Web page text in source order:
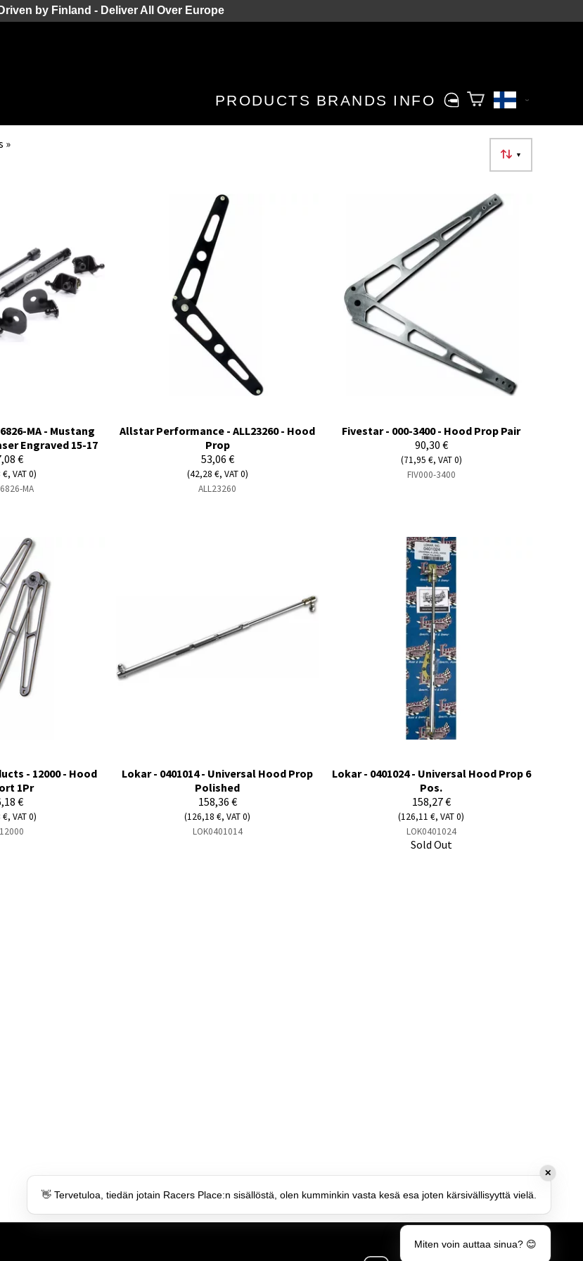
Driven by Finland - Deliver All Over Europe
PRODUCTS BRANDS INFO
‪»
▼
MA - Mustang
Engraved 15-17
€
VAT 0)
MA
Allstar Performance - ALL23260 - Hood
Prop
53,06 €
(42,28 €, VAT 0)
ALL23260
Fivestar - 000-3400 - Hood Prop Pair
90,30 €
(71,95 €, VAT 0)
FIV000-3400
- 12000 - Hood
1Pr
€
VAT 0)
Lokar - 0401014 - Universal Hood Prop
Polished
158,36 €
(126,18 €, VAT 0)
LOK0401014
Lokar - 0401024 - Universal Hood Prop 6
Pos.
158,27 €
(126,11 €, VAT 0)
LOK0401024
Sold Out
✕
👋 Tervetuloa, tiedän jotain Racers Place:n sisällöstä, olen kumminkin vasta kesä esa joten kärsivällisyyttä vielä.
Miten voin auttaa sinua? 😊